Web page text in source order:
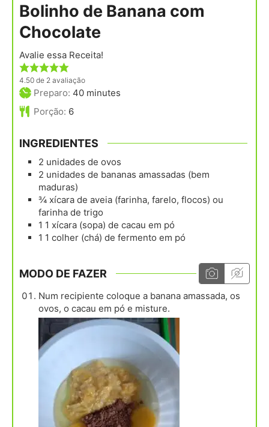
Bolinho de Banana com
Chocolate
Avalie essa Receita!
4.50 de 2 avaliação
Preparo: 40minutes
minutes
Porção: 6
INGREDIENTES
2 unidades de ovos
2 unidades de bananas amassadas (bem
maduras)
¾ xícara de aveia (farinha, farelo, flocos) ou
farinha de trigo
1 1 xícara (sopa) de cacau em pó
1 1 colher (chá) de fermento em pó
MODO DE FAZER
Num recipiente coloque a banana amassada, os
ovos, o cacau em pó e misture.